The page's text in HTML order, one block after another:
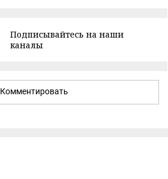
Подписывайтесь на наши
каналы
Комментировать